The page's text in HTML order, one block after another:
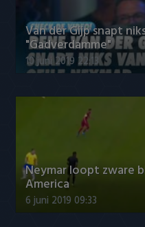
Van der Gijp snapt
"Gadverdamme"
10 juni 2019 22:13
Neymar loopt zware
America
6 juni 2019 09:33